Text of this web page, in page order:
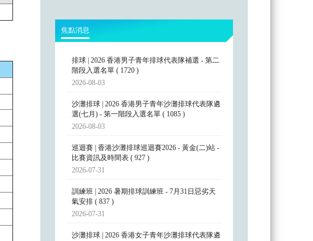
焦點消息
排球 | 2026 香港男子青年排球代表隊補選 - 第二
階段入選名單 ( 1720 )
2026-08-03
沙灘排球 | 2026 香港男子青年沙灘排球代表隊遴
選(七月) - 第一階段入選名單 ( 1085 )
2026-08-03
巡迴賽 | 香港沙灘排球巡迴賽2026 - 黃金(二)站 -
比賽資訊及時間表 ( 927 )
2026-07-31
訓練班 | 2026 暑期排球訓練班 - 7月31日惡劣天
氣安排 ( 837 )
2026-07-31
沙灘排球 | 2026 香港女子青年沙灘排球代表隊遴